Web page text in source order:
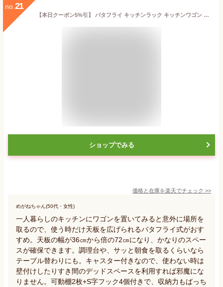
no. 21
【本日クーポン5%引】 バタフライ キッチンラック キッチンワゴン キャスター付き スリム ワゴン バタフライワゴン キッチン 収納 作業台 レンジ台 ラック 炊飯器 キッチン収納 伸縮 折りたたみ 天板付き 小さい おしゃれ 北欧 ナチュラル ブラウン
ショップでみる
価格と在庫を楽天でチェック >>
めがねちゃん(50代・女性)
一人暮らしのキッチンにワゴンを置いてみると意外に場所を
取るので、使う時だけ天板を広げられるバタフライ式がおす
すめ。天板の幅が36㎝から倍の72㎝になり、かなりのスペー
スが確保できます。調理台や、サッと朝食を取るくらいなら
テーブル替わりにも。キャスター付きなので、使わない時は
壁付けしたりすき間のデッドスペースを利用すれば邪魔にな
りません。可動棚2枚+S字フック4個付きで、収納力もばっち